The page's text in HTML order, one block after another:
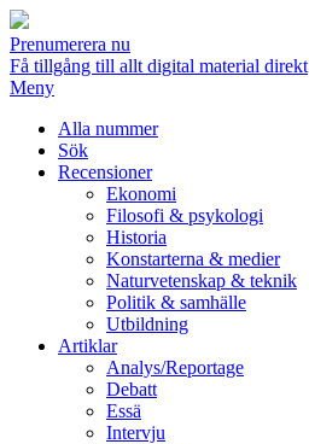
Prenumerera nu
Få tillgång till allt digital material direkt
Meny
Alla nummer
Sök
Recensioner
Ekonomi
Filosofi & psykologi
Historia
Konstarterna & medier
Naturvetenskap & teknik
Politik & samhälle
Utbildning
Artiklar
Analys/Reportage
Debatt
Essä
Intervju